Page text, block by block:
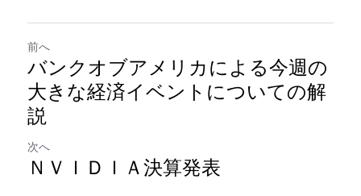
前へ
バンクオブアメリカによる今週の
大きな経済イベントについての解
説
次へ
ＮＶＩＤＩＡ決算発表